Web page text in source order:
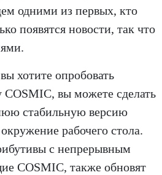
одними из первых, кто
появятся новости, так что
хотите опробовать
COSMIC, вы можете сделать
стабильную версию
рабочего стола.
с непрерывным
COSMIC, также обновят